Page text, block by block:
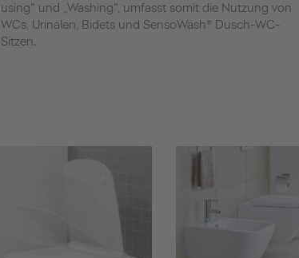
using“ und „Washing“, umfasst somit die Nutzung von
WCs, Urinalen, Bidets und SensoWash® Dusch-WC-
Sitzen.